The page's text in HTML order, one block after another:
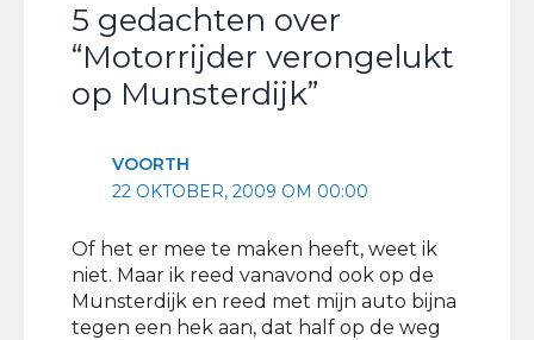
5 gedachten over
“Motorrijder verongelukt
op Munsterdijk”
VOORTH
22 OKTOBER, 2009 OM 00:00
Of het er mee te maken heeft, weet ik
niet. Maar ik reed vanavond ook op de
Munsterdijk en reed met mijn auto bijna
tegen een hek aan, dat half op de weg